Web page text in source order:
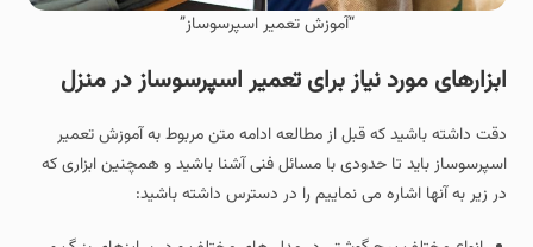
“آموزش تعمیر اسپرسوساز”
ابزارهای مورد نیاز برای تعمیر اسپرسوساز در منزل
دقت داشته باشید که قبل از مطالعه ادامه متن مربوط به آموزش تعمیر
اسپرسوساز باید تا حدودی با مسائل فنی آشنا باشید و همچنین ابزاری که
در زیر به آنها اشاره می نماییم را در دسترس داشته باشید: